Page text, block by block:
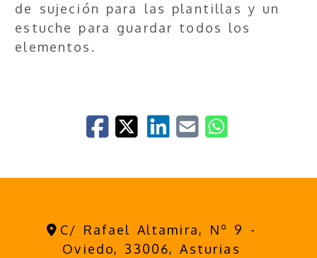
de sujeción para las plantillas y un
estuche para guardar todos los
elementos.
C/ Rafael Altamira, Nº 9 -
Oviedo, 33006,Asturias